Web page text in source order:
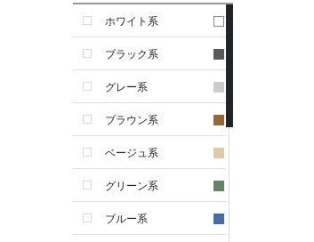
ホワイト系
ブラック系
グレー系
ブラウン系
ベージュ系
グリーン系
ブルー系